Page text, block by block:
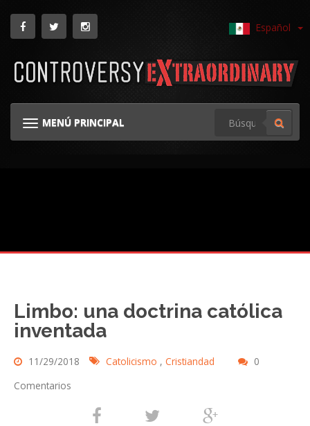
Español
MENÚ PRINCIPAL
NAVEGACIÓN TOGGLE
Limbo: una doctrina católica
inventada
11/29/2018 Catolicismo , Cristiandad
0
Comentarios